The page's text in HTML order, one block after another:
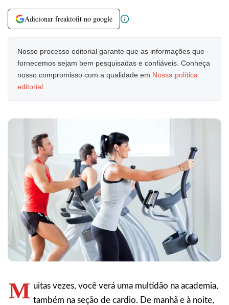
Adicionar freaktofit no google
Nosso processo editorial garante que as informações que
fornecemos sejam bem pesquisadas e confiáveis. Conheça
nosso compromisso com a qualidade em Nossa política
editorial
M uitas vezes, você verá uma multidão na academia,
também na seção de cardio. De manhã e à noite,